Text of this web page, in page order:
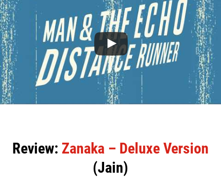
Review: Zanaka – Deluxe Version
(Jain)